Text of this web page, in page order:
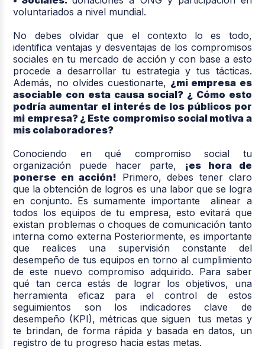
voluntariados a nivel mundial.
No debes olvidar que el contexto lo es todo,
identifica ventajas y desventajas de los compromisos
sociales en tu mercado de acción y con base a esto
procede a desarrollar tu estrategia y tus tácticas.
Además, no olvides cuestionarte, ¿mi empresa es
asociable con esta causa social? ¿ Cómo esto
podría aumentar el interés de los públicos por
mi empresa? ¿ Este compromiso social motiva a
mis colaboradores?
Conociendo en qué compromiso social tu
organización puede hacer parte,
¡es hora de
ponerse en acción! Primero, debes tener claro
que la obtención de logros es una labor que se logra
en conjunto. Es sumamente importante alinear a
todos los equipos de tu empresa, esto evitará que
existan problemas o choques de comunicación tanto
interna como externa Posteriormente, es importante
que realices una supervisión constante del
desempeño de tus equipos en torno al cumplimiento
de este nuevo compromiso adquirido. Para saber
qué tan cerca estás de lograr los objetivos, una
herramienta eficaz para el control de estos
seguimientos son los indicadores clave de
desempeño (KPI), métricas que siguen tus metas y
te brindan, de forma rápida y basada en datos, un
registro de tu progreso hacia estas metas.